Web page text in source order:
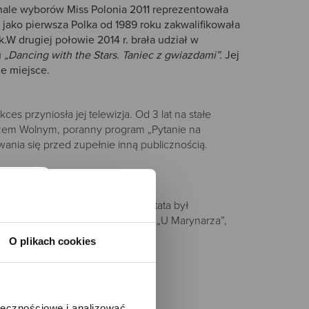
O plikach cookies
wyborów Miss Polonia 2011 reprezentowała
pierwsza Polka od 1989 roku zakwalifikowała
W drugiej połowie 2014 r. brała udział w
„Dancing with the Stars. Taniec z gwiazdami”. Jej
miejsce.
przyniosła jej telewizja. Od 3 lat na stałe
Wolnym, poranny program „Pytanie na
się przed zupełnie inną publicznością.
druga w Warszawie. Jej tata był
założony przez niego sklep „U Marynarza”,